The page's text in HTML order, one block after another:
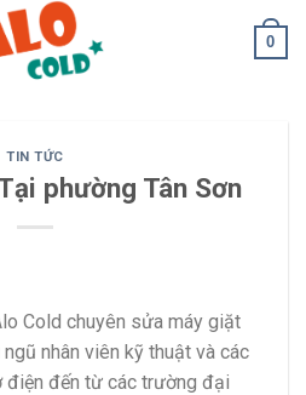
0
TIN TỨC
phường Tân Sơn
Cold chuyên sửa máy giặt
nhân viên kỹ thuật và các
điện đến từ các trường đại